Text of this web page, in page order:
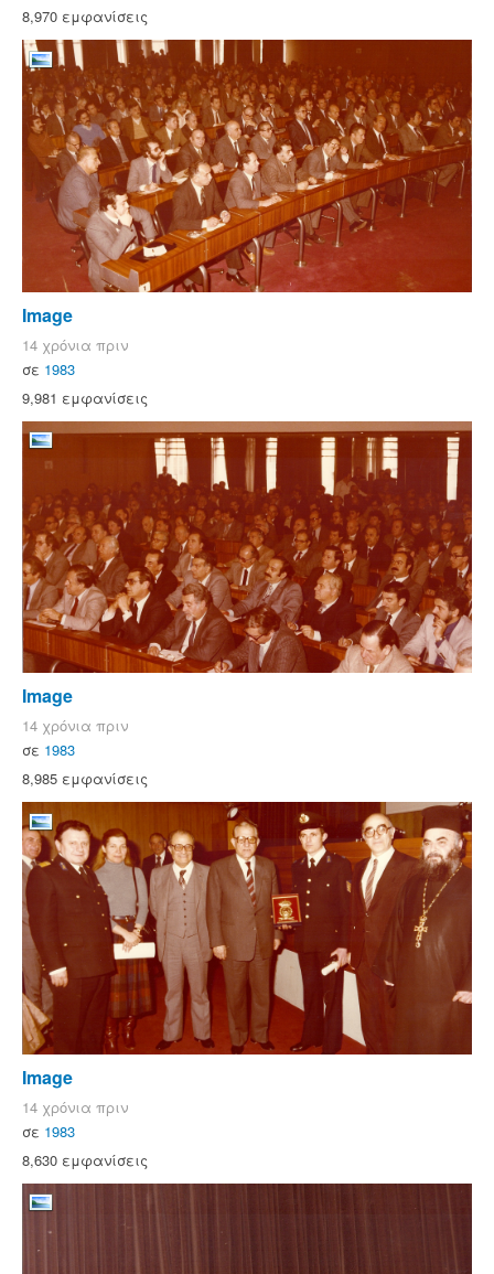
8,970 εμφανίσεις
Image
14 χρόνια πριν
σε 1983
9,981 εμφανίσεις
Image
14 χρόνια πριν
σε 1983
8,985 εμφανίσεις
Image
14 χρόνια πριν
σε 1983
8,630 εμφανίσεις